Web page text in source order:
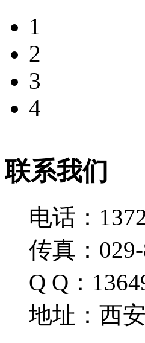
1
2
3
4
联系我们
电话：
传真：
Q Q：
地址：西